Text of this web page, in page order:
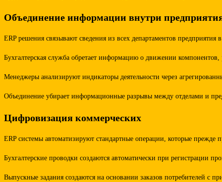
Объединение информации внутри
ERP решения связывают сведения из всех департаментов
Бухгалтерская служба обретает информацию о движении
Менеджеры анализируют индикаторы деятельности через
Объединение убирает информационные разрывы между отделами и
Цифровизация коммерческих
ERP системы автоматизируют стандартные операции, которые прежде
Бухгалтерские проводки создаются автоматически при регистрации
Выпускные задания создаются на основании заказов потребителей с